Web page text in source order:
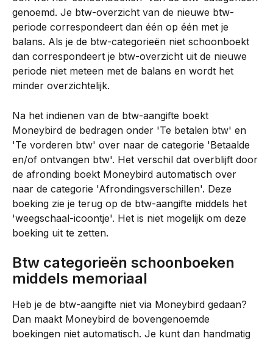
genoemd. Je btw-overzicht van de nieuwe btw-
periode correspondeert dan één op één met je
balans. Als je de btw-categorieën niet schoonboekt
dan correspondeert je btw-overzicht uit de nieuwe
periode niet meteen met de balans en wordt het
minder overzichtelijk.
Na het indienen van de btw-aangifte boekt
Moneybird de bedragen onder 'Te betalen btw' en
'Te vorderen btw' over naar de categorie 'Betaalde
en/of ontvangen btw'. Het verschil dat overblijft door
de afronding boekt Moneybird automatisch over
naar de categorie 'Afrondingsverschillen'. Deze
boeking zie je terug op de btw-aangifte middels het
'weegschaal-icoontje'. Het is niet mogelijk om deze
boeking uit te zetten.
Btw categorieën schoonboeken
middels memoriaal
Heb je de btw-aangifte niet via Moneybird gedaan?
Dan maakt Moneybird de bovengenoemde
boekingen niet automatisch. Je kunt dan handmatig